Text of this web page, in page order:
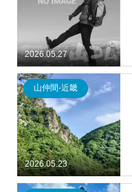
2026.05.27
2026.05.23
山仲間-近畿